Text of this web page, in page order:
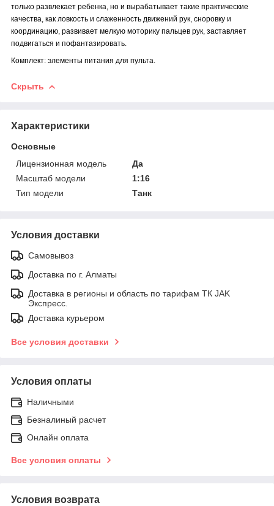
только развлекает ребенка, но и вырабатывает такие практические
качества, как ловкость и слаженность движений рук, сноровку и
координацию, развивает мелкую моторику пальцев рук, заставляет
подвигаться и пофантазировать.
Комплект: элементы питания для пульта.
Скрыть
Характеристики
Основные
Лицензионная модель
Да
Масштаб модели
1:16
Тип модели
Танк
Условия доставки
Самовывоз
Доставка по г. Алматы
Доставка в регионы и область по тарифам ТК JAK
Экспресс.
Доставка курьером
Все условия доставки
Условия оплаты
Наличными
Безналиный расчет
Онлайн оплата
Все условия оплаты
Условия возврата